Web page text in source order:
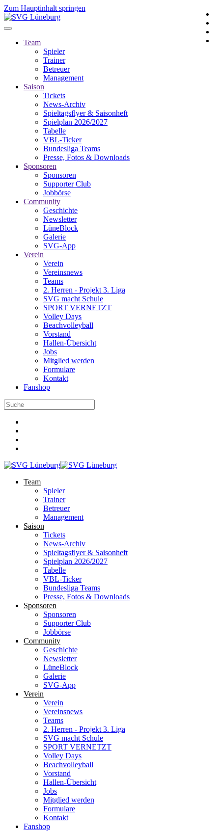
Zum Hauptinhalt springen
Team
Spieler
Trainer
Betreuer
Management
Saison
Tickets
News-Archiv
Spieltagsflyer & Saisonheft
Spielplan 2026/2027
Tabelle
VBL-Ticker
Bundesliga Teams
Presse, Fotos & Downloads
Sponsoren
Sponsoren
Supporter Club
Jobbörse
Community
Geschichte
Newsletter
LüneBlock
Galerie
SVG-App
Verein
Verein
Vereinsnews
Teams
2. Herren - Projekt 3. Liga
SVG macht Schule
SPORT VERNETZT
Volley Days
Beachvolleyball
Vorstand
Hallen-Übersicht
Jobs
Mitglied werden
Formulare
Kontakt
Fanshop
Team
Spieler
Trainer
Betreuer
Management
Saison
Tickets
News-Archiv
Spieltagsflyer & Saisonheft
Spielplan 2026/2027
Tabelle
VBL-Ticker
Bundesliga Teams
Presse, Fotos & Downloads
Sponsoren
Sponsoren
Supporter Club
Jobbörse
Community
Geschichte
Newsletter
LüneBlock
Galerie
SVG-App
Verein
Verein
Vereinsnews
Teams
2. Herren - Projekt 3. Liga
SVG macht Schule
SPORT VERNETZT
Volley Days
Beachvolleyball
Vorstand
Hallen-Übersicht
Jobs
Mitglied werden
Formulare
Kontakt
Fanshop